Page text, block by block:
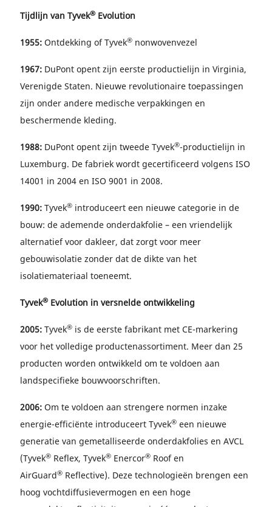
Tijdlijn van Tyvek® Evolution
1955: Ontdekking of Tyvek® nonwovenvezel
1967: DuPont opent zijn eerste productielijn in Virginia,
Verenigde Staten. Nieuwe revolutionaire toepassingen
zijn onder andere medische verpakkingen en
beschermende kleding.
1988: DuPont opent zijn tweede Tyvek®-productielijn in
Luxemburg. De fabriek wordt gecertificeerd volgens ISO
14001 in 2004 en ISO 9001 in 2008.
1990: Tyvek® introduceert een nieuwe categorie in de
bouw: de ademende onderdakfolie – een vriendelijk
alternatief voor dakleer, dat zorgt voor meer
gebouwisolatie zonder dat de dikte van het
isolatiemateriaal toeneemt.
Tyvek® Evolution in versnelde ontwikkeling
2005: Tyvek® is de eerste fabrikant met CE-markering
voor het volledige productenassortiment. Meer dan 25
producten worden ontwikkeld om te voldoen aan
landspecifieke bouwvoorschriften.
2006: Om te voldoen aan strengere normen inzake
energie-efficiënte introduceert Tyvek® een nieuwe
generatie van gemetalliseerde onderdakfolies en AVCL
(Tyvek® Reflex, Tyvek® Enercor® Roof en
AirGuard® Reflective). Deze technologieën brengen een
hoog vochtdiffusievermogen en een hoge